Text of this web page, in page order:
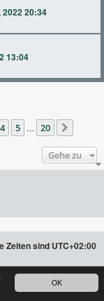
OK
2022 20:34
13:04
20
4 5 … 20
Gehe zu
Zeiten sind UTC+02:00
Limited